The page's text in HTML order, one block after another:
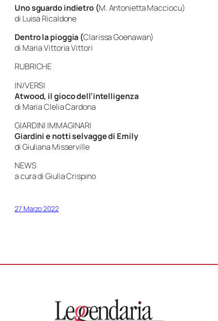
Uno sguardo indietro (M. Antonietta Macciocu)
di Luisa Ricaldone
Dentro la pioggia (Clarissa Goenawan)
di Maria Vittoria Vittori
RUBRICHE
IN/VERSI
Atwood, il gioco dell’intelligenza
di Maria Clelia Cardona
GIARDINI IMMAGINARI
Giardini e notti selvagge di Emily
di Giuliana Misserville
NEWS
a cura di Giulia Crispino
27 Marzo 2022